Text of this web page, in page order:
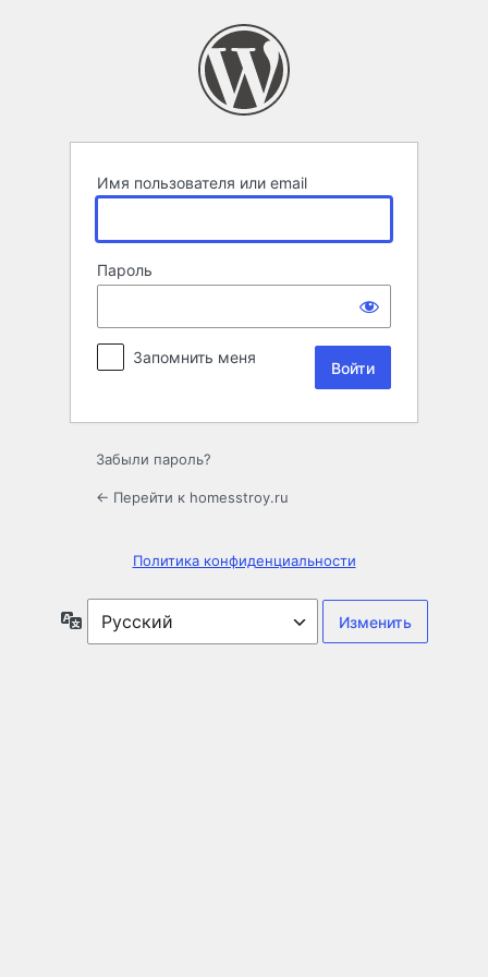
Имя пользователя или email
Пароль
Запомнить меня
Забыли пароль?
← Перейти к homesstroy.ru
Политика конфиденциальности
Язык